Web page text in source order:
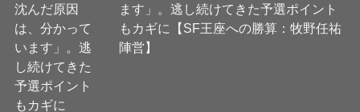
ます」。逃し続けてきた予選ポイント
もカギに【SF王座への勝算：牧野任祐
陣営】